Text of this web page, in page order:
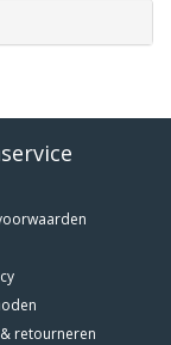
retourneren